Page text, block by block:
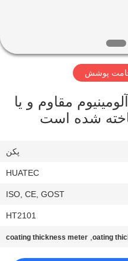
پوشش
مقاوم و یا
شده است
پکن
HUATEC
ISO, CE, GOST
HT2101
oating
,
coating thickness meter